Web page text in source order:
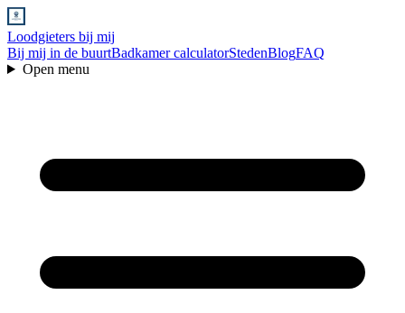
Loodgieters bij mij
Bij mij in de buurtBadkamer calculatorStedenBlogFAQ
Open menu